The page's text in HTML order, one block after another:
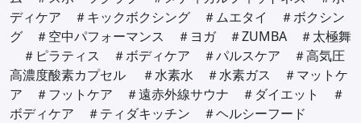
ディケア ＃キックボクシング ＃ムエタイ ＃ボクシン
グ ＃空中パフォーマンス ＃ヨガ ＃ZUMBA ＃太極舞
＃ピラティス ＃ボディケア ＃パルスケア ＃高気圧
高濃度酸素カプセル ＃水素水 ＃水素ガス ＃マットケ
ア ＃フットケア ＃遠赤外線サウナ ＃ダイエット ＃
ボディケア ＃ティダキッチン ＃ヘルシーフード